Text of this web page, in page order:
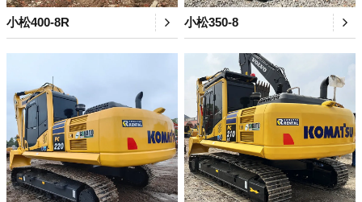
小松400-8R 小松350-8